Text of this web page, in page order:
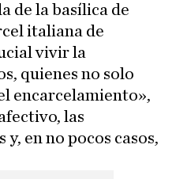
de la basílica de
italiana de
vivir la
quienes no solo
encarcelamiento»,
las
en no pocos casos,